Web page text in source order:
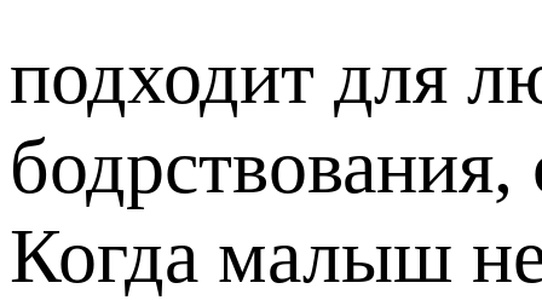
подходит для
Когда малыш